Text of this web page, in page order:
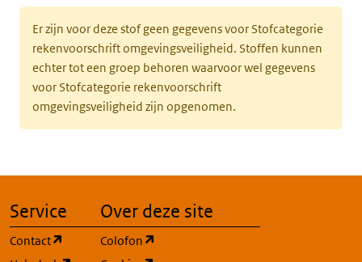
Er zijn voor deze stof geen gegevens voor Stofcategorie
rekenvoorschrift omgevingsveiligheid. Stoffen kunnen
echter tot een groep behoren waarvoor wel gegevens
voor Stofcategorie rekenvoorschrift
omgevingsveiligheid zijn opgenomen.
Service
Contact
(opent in een nieuw tabblad)
Over deze site
Colofon